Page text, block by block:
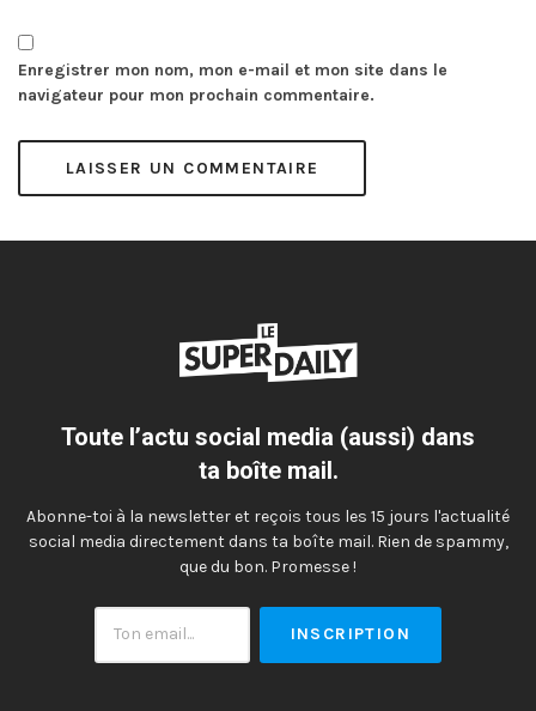
Enregistrer mon nom, mon e-mail et mon site dans le
navigateur pour mon prochain commentaire.
Toute l’actu social media (aussi) dans
ta boîte mail.
Abonne-toi à la newsletter et reçois tous les 15 jours l'actualité
social media directement dans ta boîte mail. Rien de spammy,
que du bon. Promesse !